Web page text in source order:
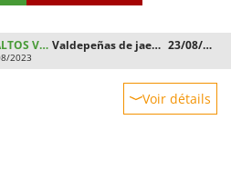
CONSTRUCCIONES Y ASFALTOS VALMON S. Valdepeñas de jaen (Jaen) 23/08/2023
2023
Voir détails